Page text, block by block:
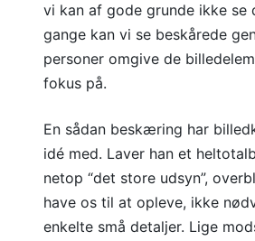
vi kan af gode grunde ikke se
gange kan vi se beskårede
personer omgive de
fokus på.
En sådan beskæring har
idé med. Laver han et
netop “det store udsyn”,
have os til at opleve, ikke
enkelte små detaljer. Lige